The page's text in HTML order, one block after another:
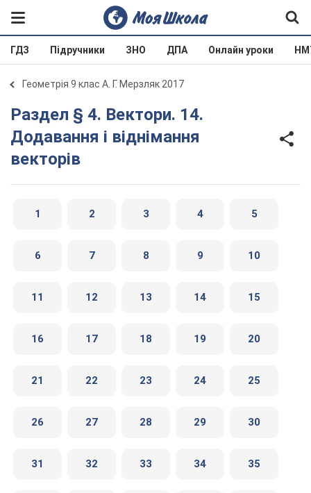
ГДЗ Підручники ЗНО ДПА Онлайн уроки
Геометрія 9 клас А. Г. Мерзляк 2017
Раздел § 4. Вектори. 14.
Додавання і віднімання
векторів
1 2 3 4 5
6 7 8 9 10
11 12 13 14 15
16 17 18 19 20
21 22 23 24 25
26 27 28 29 30
31 32 33 34 35